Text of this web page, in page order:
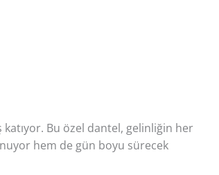
katıyor. Bu özel dantel, gelinliğin her
hem de gün boyu sürecek